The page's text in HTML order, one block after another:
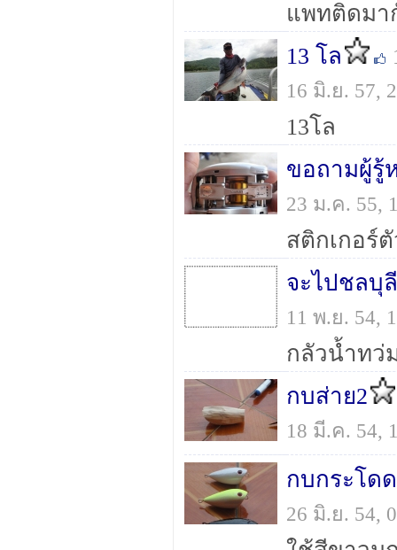
แพทติดมา
13 โล
16 มิ.ย. 57,
13โล
ขอถามผู้รู้
23 ม.ค. 55,
11 พ.ย. 54,
กลัวน้ำทว่
กบส่าย2
18 มี.ค. 54,
กบกระโด
26 มิ.ย. 54,